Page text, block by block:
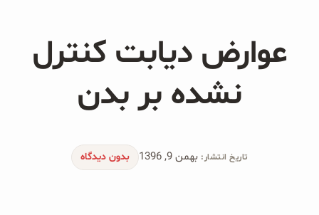
محصولات ارگانیک
محصولات جو دوسر
شیرین کننده های طبیعی
عوارض دیابت کنترل
نشده بر بدن
تاریخ انتشار: بهمن 9, 1396 بدون دیدگاه